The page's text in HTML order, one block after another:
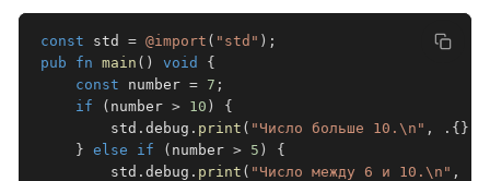
const std = @import ( "std" ) ;
pub
fn main ( ) void
{
const number = 7 ;
if
( number > 10 )
{
        std
. debug . print ( "Число больше 10.\n" , . { }
} else if ( number > 5 )
{
        std
. debug . print ( "Число между 6 и 10.\n" ,